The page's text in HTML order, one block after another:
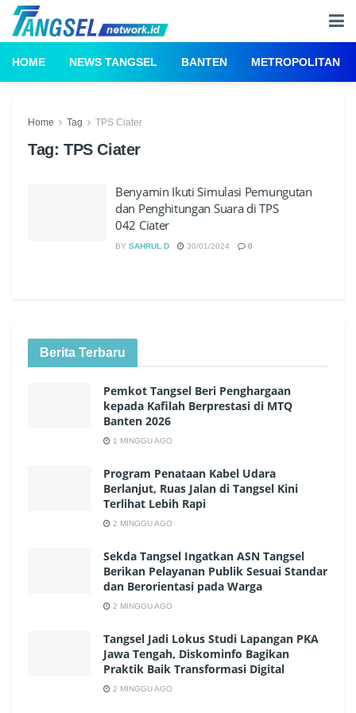
HOME NEWS TANGSEL BANTEN METROPOLITAN
Home Tag TPS Ciater
Tag: TPS Ciater
Benyamin Ikuti Simulasi Pemungutan
dan Penghitungan Suara di TPS
042 Ciater
BY SAHRUL D 30/01/2024 0
Berita Terbaru
Pemkot Tangsel Beri Penghargaan
kepada Kafilah Berprestasi di MTQ
Banten 2026
1 MINGGU AGO
Program Penataan Kabel Udara
Berlanjut, Ruas Jalan di Tangsel Kini
Terlihat Lebih Rapi
2 MINGGU AGO
Sekda Tangsel Ingatkan ASN Tangsel
Berikan Pelayanan Publik Sesuai Standar
dan Berorientasi pada Warga
2 MINGGU AGO
Tangsel Jadi Lokus Studi Lapangan PKA
Jawa Tengah, Diskominfo Bagikan
Praktik Baik Transformasi Digital
2 MINGGU AGO